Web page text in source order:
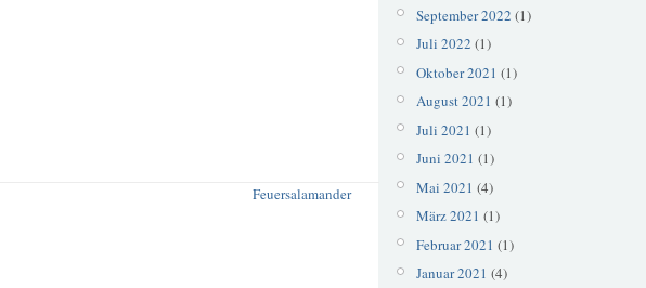
Feuersalamander
September 2022 (1)
Juli 2022 (1)
Oktober 2021 (1)
August 2021 (1)
Juli 2021 (1)
Juni 2021 (1)
Mai 2021 (4)
März 2021 (1)
Februar 2021 (1)
Januar 2021 (4)